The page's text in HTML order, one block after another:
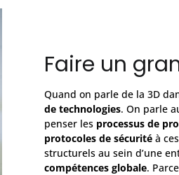
Faire un
Quand on parle de la 3D
de technologies. On parle
penser les processus de
protocoles de sécurité à
structurels au sein d’une
compétences globale.